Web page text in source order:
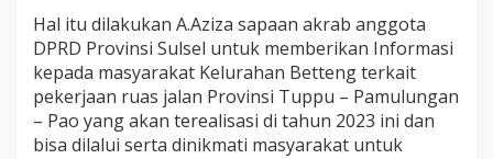
a
S
a
m
b
a
n
Hal itu dilakukan A.Aziza sapaan akrab anggota
DPRD Provinsi Sulsel untuk memberikan Informasi
kepada masyarakat Kelurahan Betteng terkait
pekerjaan ruas jalan Provinsi Tuppu – Pamulungan
– Pao yang akan terealisasi di tahun 2023 ini dan
bisa dilalui serta dinikmati masyarakat untuk